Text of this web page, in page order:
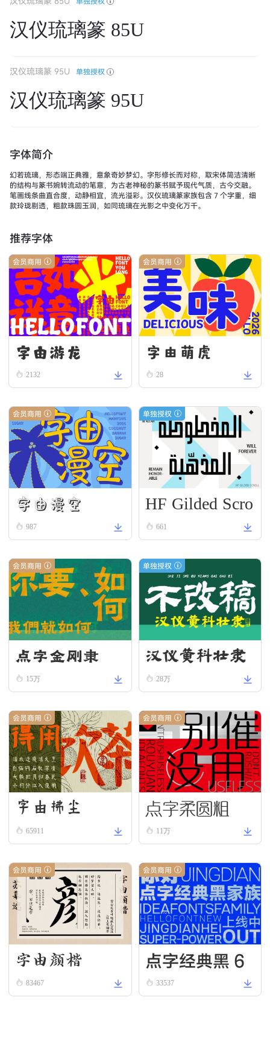
汉仪琉璃篆 85U
汉仪琉璃篆 95U 单独授权
汉仪琉璃篆 95U
字体简介
幻若琉璃，形态端正典雅，意象奇妙梦幻。字形修长而对称，取宋体简洁清晰
的结构与篆书婉转流动的笔意，为古老神秘的篆书赋予现代气质，古今交融。
笔画线条曲直合度，动静相宜，流光溢彩。汉仪琉璃篆家族包含 7 个字重，细
款玲珑剔透，粗款珠圆玉润，如同琉璃在光影之中变化万千。
推荐字体
会员商用
字由游龙
2132
会员商用
字由萌虎
28
会员商用
字由漫空
987
单独授权
HF Gilded Scro
ll 661
会员商用
点字金刚隶
15万
单独授权
汉仪黄科壮隶
W28万
会员商用
字由拂尘
65911
会员商用
点字柔圆粗
11万
会员商用
字由颜楷
83467
会员商用
点字经典黑 6
533537